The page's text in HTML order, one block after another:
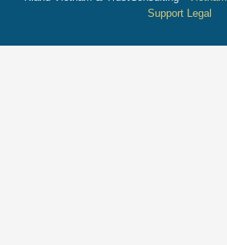
Support Legal